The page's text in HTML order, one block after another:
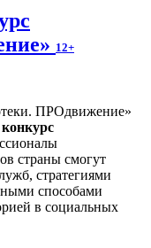
12+
страны смогут
стратегиями
способами
в социальных